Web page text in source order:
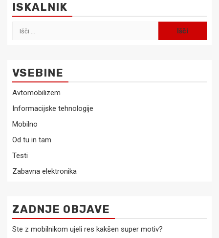
ISKALNIK
Išči:
VSEBINE
Avtomobilizem
Informacijske tehnologije
Mobilno
Od tu in tam
Testi
Zabavna elektronika
ZADNJE OBJAVE
Ste z mobilnikom ujeli res kakšen super motiv?